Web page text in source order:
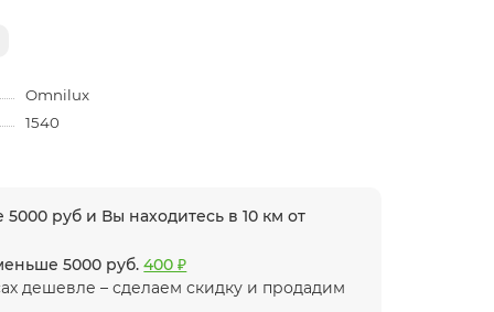
Omnilux
1540
руб и Вы находитесь в 10 км от
5000 руб.400 ₽
дешевле – сделаем скидку и продадим